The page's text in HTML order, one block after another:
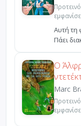
Αυτή τη
Πάει
Ο
Marc